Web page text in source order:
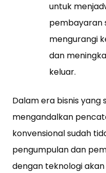
untuk
pembayaran
mengurangi
dan
keluar.
Dalam era bisnis
mengandalkan
konvensional sudah
pengumpulan dan
dengan teknologi